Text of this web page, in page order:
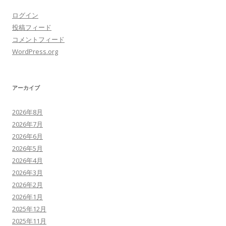
ログイン
投稿フィード
コメントフィード
WordPress.org
アーカイブ
2026年8月
2026年7月
2026年6月
2026年5月
2026年4月
2026年3月
2026年2月
2026年1月
2025年12月
2025年11月